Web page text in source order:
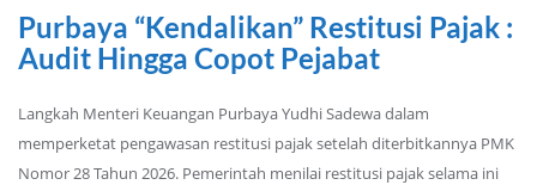
Purbaya “Kendalikan” Restitusi Pajak :
Audit Hingga Copot Pejabat
Langkah Menteri Keuangan Purbaya Yudhi Sadewa dalam
memperketat pengawasan restitusi pajak setelah diterbitkannya PMK
Nomor 28 Tahun 2026. Pemerintah menilai restitusi pajak selama ini